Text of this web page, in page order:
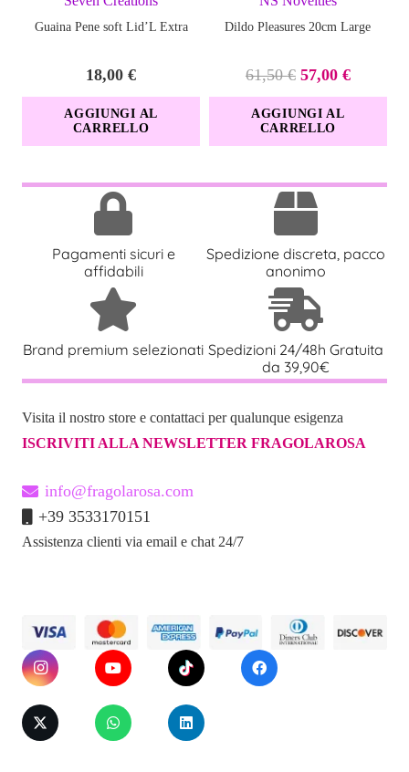
o lavare con acqua calda e sapone.
Guaina Pene soft Lid’L Extra
18,00€
AGGIUNGI AL
CARRELLO
Dildo Pleasures 20cm Large
61,50€ Il
prezzo
originale
era:
57,00 €Il
prezzo
è:
AGGIUNGI AL
CARRELLO
Pagamenti sicuri e
affidabili
Spedizione discreta, pacco
anonimo
Brand premium selezionati Spedizioni 24/48h Gratuita
da 39,90€
Visita il nostro store e contattaci per qualunque esigenza
ISCRIVITI ALLA NEWSLETTER FRAGOLAROSA
info@fragolarosa.com
+39 3533170151
Assistenza clienti via email e chat 24/7